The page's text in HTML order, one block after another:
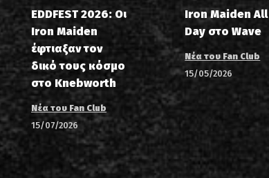
EDDFEST 2026: Οι
Iron Maiden
έφτιαξαν τον
δικό τους κόσμο
στο Knebworth
Νέα του Fan Club
15/07/2026
Iron Maiden All
Day στο Wave
Νέα του Fan Club
15/05/2026